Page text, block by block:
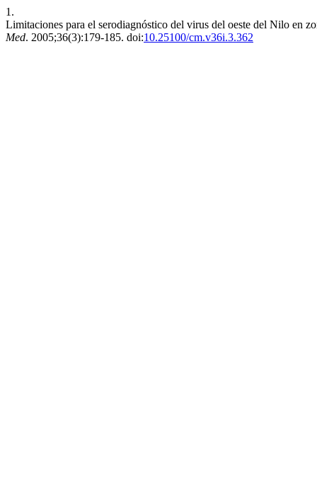
1.
Limitaciones para el serodiagnóstico del virus del oeste del Nilo en
Med. 2005;36(3):179-185. doi:10.25100/cm.v36i.3.362